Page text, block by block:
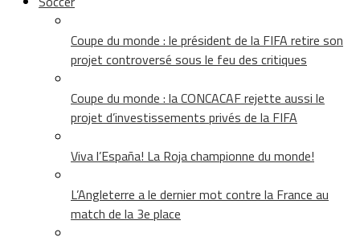
Coupe du monde : le président de la FIFA retire son
projet controversé sous le feu des critiques
Coupe du monde : la CONCACAF rejette aussi le
projet d’investissements privés de la FIFA
Viva l’España! La Roja championne du monde!
L’Angleterre a le dernier mot contre la France au
match de la 3e place